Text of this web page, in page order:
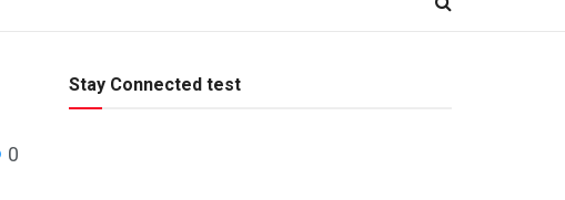
0
Stay Connected test